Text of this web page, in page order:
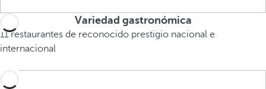
Variedad gastronómica
11 restaurantes de reconocido prestigio nacional e
internacional